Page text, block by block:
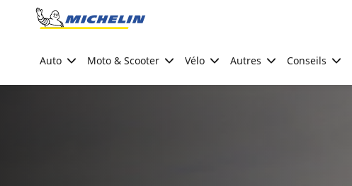
Go to page content
Auto Moto & Scooter Vélo Autres Conseils